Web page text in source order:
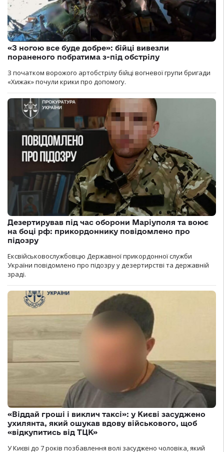
«З ногою все буде добре»: бійці вивезли
пораненого побратима з-під обстрілу
З початком ворожого артобстрілу бійці вогневої групи бригади
«Хижак» почули крики про допомогу.
Дезертирував під час оборони Маріуполя та воює
на боці рф: прикордоннику повідомлено про
підозру
Ексвійськовослужбовцю Державної прикордонної служби
України повідомлено про підозру у дезертирстві та державній
зраді.
«Віддай гроші і виклич таксі»: у Києві засуджено
ухилянта, який ошукав вдову військового, щоб
«відкупитись від ТЦК»
У Києві до 7 років позбавлення волі засуджено чоловіка, який